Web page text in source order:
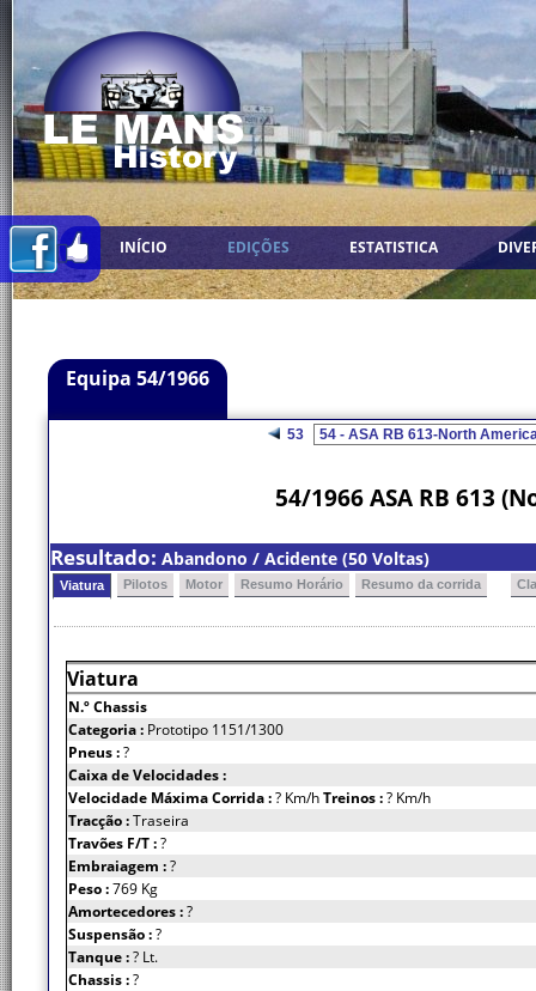
INÍCIO EDIÇÕES ESTATISTICA
Equipa 54/1966
53
54/1966 ASA RB 613
Resultado: Abandono / Acidente (50 Voltas)
Viatura Pilotos Motor Resumo Horário Resumo da corrida
Viatura
N.º Chassis
Categoria : Prototipo 1151/1300
Pneus :?
Caixa de Velocidades :
Velocidade Máxima Corrida :? Km/hTreinos :? Km/h
Tracção :Traseira
Travões F/T :?
Embraiagem :?
Peso :769 Kg
Amortecedores :?
Suspensão :?
Tanque :? Lt.
Chassis :?